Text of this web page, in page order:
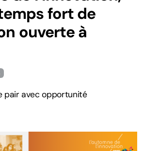
fort de
ouverte à
pair avec opportunité